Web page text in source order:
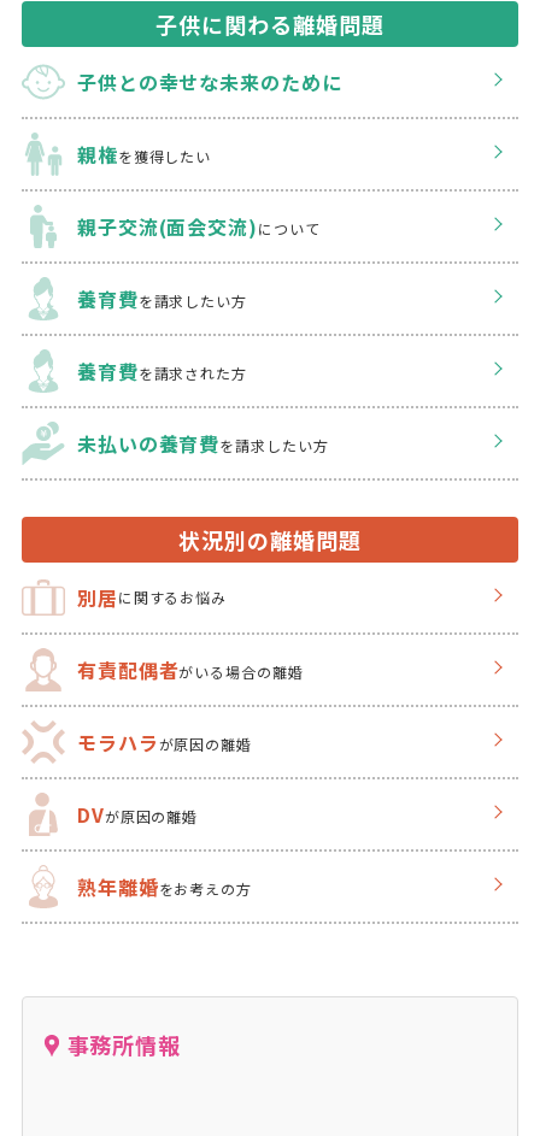
子供に関わる離婚問題
子供との幸せな未来のために
親権を獲得したい
親子交流(面会交流)について
養育費を請求したい方
養育費を請求された方
未払いの養育費を請求したい方
状況別の離婚問題
別居に関するお悩み
有責配偶者がいる場合の離婚
モラハラが原因の離婚
DVが原因の離婚
熟年離婚をお考えの方
事務所情報